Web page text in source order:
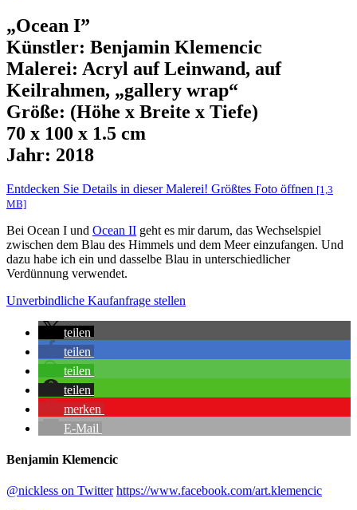
„Ocean I”
Künstler: Benjamin Klemencic
Malerei: Acryl auf Leinwand, auf
Keilrahmen, „gallery wrap“
Größe: (Höhe x Breite x Tiefe)
70 x 100 x 1.5 cm
Jahr: 2018
Entdecken Sie Details in dieser Malerei! Größtes Foto öffnen [1,3
MB]
Bei Ocean I und Ocean II geht es mir darum, das Wechselspiel
zwischen dem Blau des Himmels und dem Meer einzufangen. Und
dazu habe ich ein und dasselbe Blau in unterschiedlicher
Verdünnung verwendet.
Unverbindliche Kaufanfrage stellen
teilen
teilen
teilen
teilen
merken
E-Mail
Benjamin Klemencic
@nickless on Twitter https://www.facebook.com/art.klemencic